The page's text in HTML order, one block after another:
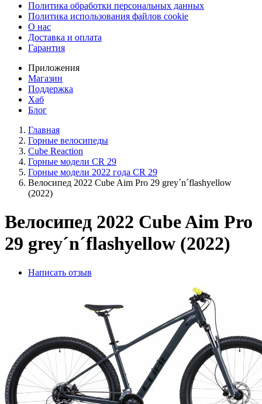
Политика обработки персональных данных
Политика использования файлов cookie
О нас
Доставка и оплата
Гарантия
Приложения
Магазин
Поддержка
Хаб
Блог
Главная
Горные велосипеды
Cube Reaction
Горные модели CR 29
Горные модели 2022 года CR 29
Велосипед 2022 Cube Aim Pro 29 grey´n´flashyellow
(2022)
Велосипед 2022 Cube Aim Pro
29 grey´n´flashyellow (2022)
Написать отзыв